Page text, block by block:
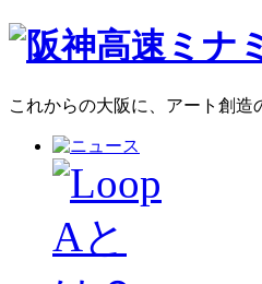
これからの大阪に、アート創